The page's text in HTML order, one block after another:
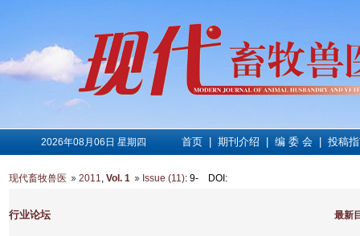
2026年08月06日 星期四 首页 期刊介绍 编 委 会 投稿
现代畜牧兽医 2011, Vol. 1 Issue (11): 9- DOI :
行业论坛 最新